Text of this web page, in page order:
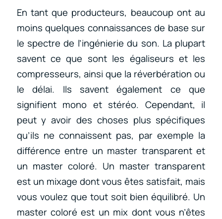
En tant que producteurs, beaucoup ont au
moins quelques connaissances de base sur
le spectre de l’ingénierie du son. La plupart
savent ce que sont les égaliseurs et les
compresseurs, ainsi que la réverbération ou
le délai. Ils savent également ce que
signifient mono et stéréo. Cependant, il
peut y avoir des choses plus spécifiques
qu’ils ne connaissent pas, par exemple la
différence entre un master transparent et
un master coloré. Un master transparent
est un mixage dont vous êtes satisfait, mais
vous voulez que tout soit bien équilibré. Un
master coloré est un mix dont vous n’êtes